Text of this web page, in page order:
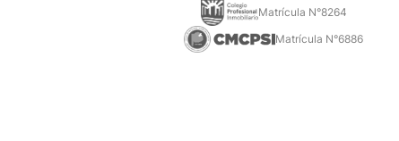
Matrícula N°8264
Matrícula N°6886